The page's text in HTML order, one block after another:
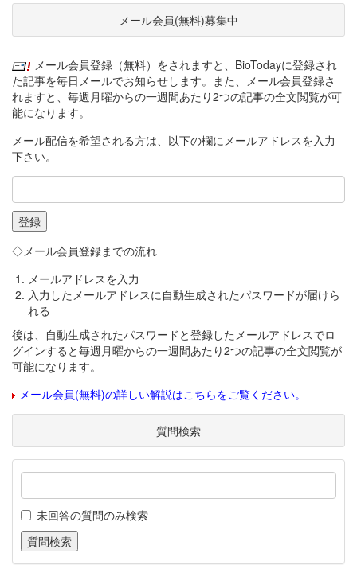
メール会員(無料)募集中
メール会員登録（無料）をされますと、BioTodayに登録され
た記事を毎日メールでお知らせします。また、メール会員登録さ
れますと、毎週月曜からの一週間あたり2つの記事の全文閲覧が可
能になります。
メール配信を希望される方は、以下の欄にメールアドレスを入力
下さい。
◇メール会員登録までの流れ
メールアドレスを入力
入力したメールアドレスに自動生成されたパスワードが届けら
れる
後は、自動生成されたパスワードと登録したメールアドレスでロ
グインすると毎週月曜からの一週間あたり2つの記事の全文閲覧が
可能になります。
メール会員(無料)の詳しい解説はこちらをご覧ください。
質問検索
未回答の質問のみ検索